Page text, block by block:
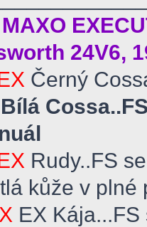
24V6,
Černý
Bílá
Rudy..FS
kůže v plné
EX Kája...FS